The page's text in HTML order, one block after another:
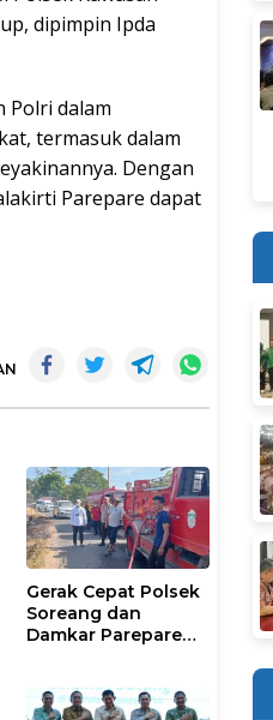
dipimpin Ipda
Polri dalam
termasuk dalam
Dengan
Parepare dapat
Gerak Cepat Polsek
Soreang dan
Damkar Parepare